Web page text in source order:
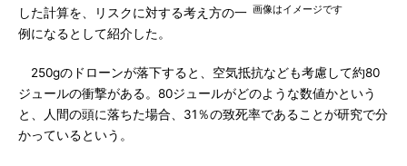
画像はイメージです
した計算を、リスクに対する考え方の一
例になるとして紹介した。
250gのドローンが落下すると、空気抵抗なども考慮して約80
ジュールの衝撃がある。80ジュールがどのような数値かという
と、人間の頭に落ちた場合、31％の致死率であることが研究で分
かっているという。